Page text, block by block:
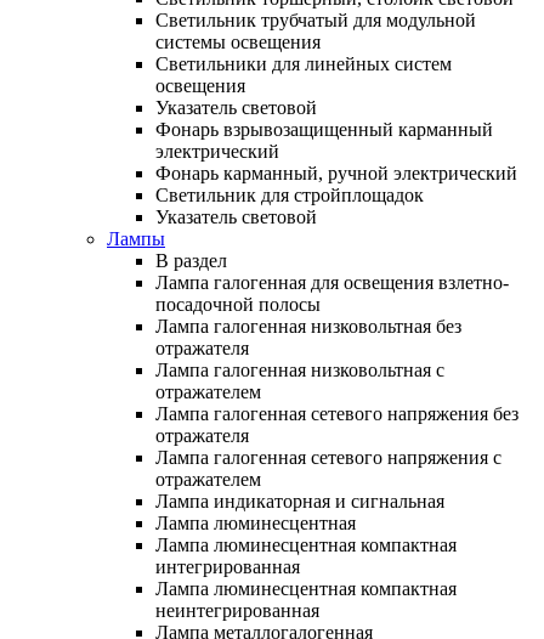
Светильник трубчатый для модульной
системы освещения
Светильники для линейных систем
освещения
Указатель световой
Фонарь взрывозащищенный карманный
электрический
Фонарь карманный, ручной электрический
Светильник для стройплощадок
Указатель световой
Лампы
В раздел
Лампа галогенная для освещения взлетно-
посадочной полосы
Лампа галогенная низковольтная без
отражателя
Лампа галогенная низковольтная с
отражателем
Лампа галогенная сетевого напряжения без
отражателя
Лампа галогенная сетевого напряжения с
отражателем
Лампа индикаторная и сигнальная
Лампа люминесцентная
Лампа люминесцентная компактная
интегрированная
Лампа люминесцентная компактная
неинтегрированная
Лампа металлогалогенная